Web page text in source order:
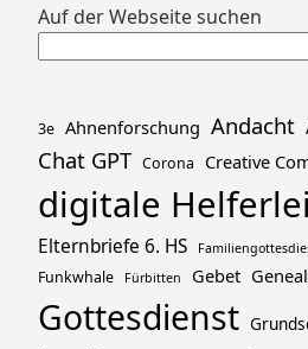
Zum
Auf der Webseite suchen
3e Ahnenforschung Andacht
Chat GPT Corona Creative
digitale
Elternbriefe 6. HS
Funkwhale
Fürbitten Gebet
Gottesdienst